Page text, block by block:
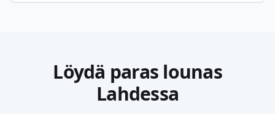
Löydä paras lounas
Lahdessa